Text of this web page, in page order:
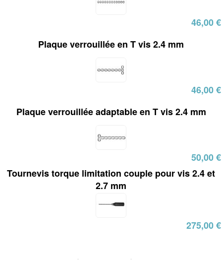
46,00 €
Plaque verrouillée en T vis 2.4 mm
46,00 €
Plaque verrouillée adaptable en T vis 2.4 mm
50,00 €
Tournevis torque limitation couple pour vis 2.4 et
2.7 mm
275,00 €